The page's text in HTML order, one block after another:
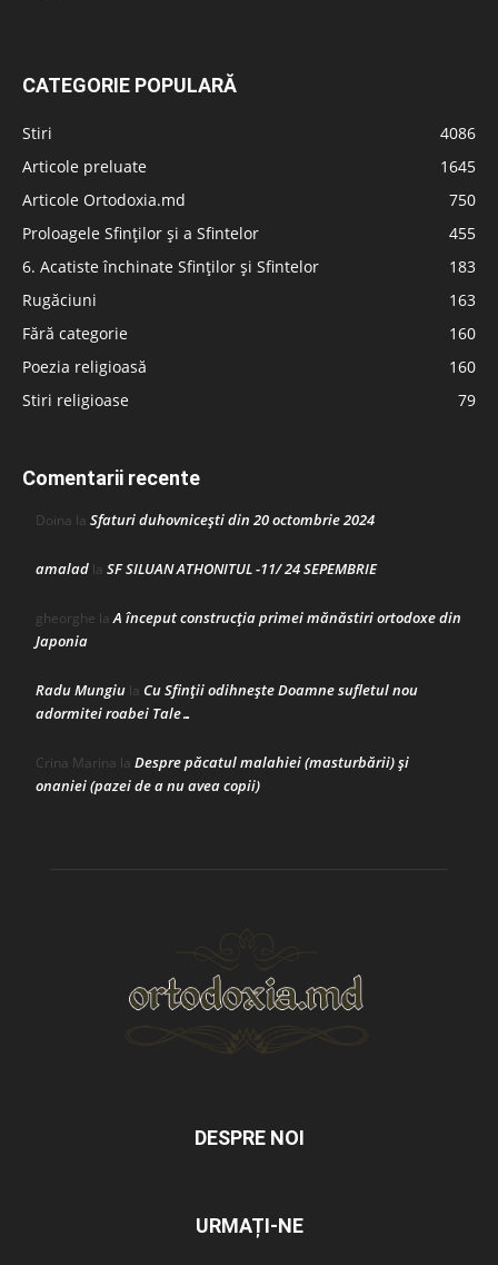
CATEGORIE POPULARĂ
Stiri
4086
Articole preluate
1645
Articole Ortodoxia.md
750
Proloagele Sfinților și a Sfintelor
455
6. Acatiste închinate Sfinților și Sfintelor
183
Rugăciuni
163
Fără categorie
160
Poezia religioasă
160
Stiri religioase
79
Comentarii recente
Doina la Sfaturi duhovnicești din 20 octombrie 2024
amalad la SF SILUAN ATHONITUL -11/ 24 SEPEMBRIE
gheorghe laA început construcţia primei mănăstiri ortodoxe din
Japonia
Radu Mungiu la Cu Sfinții odihnește Doamne sufletul nou
adormitei roabei Tale…
Crina Marina la Despre păcatul malahiei (masturbării) şi
onaniei (pazei de a nu avea copii)
DESPRE NOI
URMAȚI-NE